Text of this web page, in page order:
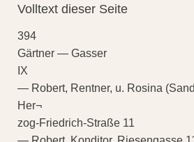
Volltext dieser Seite
394
Gärtner — Gasser
IX
— Robert, Rentner, u. Rosina
Her¬
zog-Friedrich-Straße 11